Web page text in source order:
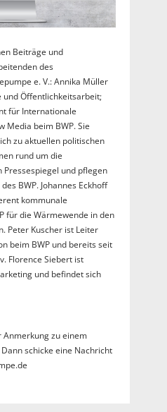
Beiträge und
des
e. V.: Annika Müller
und Öffentlichkeitsarbeit;
für Internationale
Media beim BWP. Sie
zu aktuellen politischen
rund um die
und pflegen
BWP. Johannes Eckhoff
kommunale
für die Wärmewende in den
Peter Kuscher ist Leiter
beim BWP und bereits seit
Florence Siebert ist
und befindet sich
Anmerkung zu einem
schicke eine Nachricht